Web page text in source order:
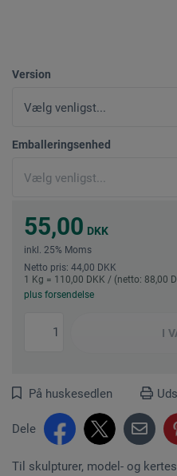
Version
Emballeringsenhed
55,00 DKK
inkl. 25% Moms
Netto pris: 44,00 DKK
1 Kg = 110,00 DKK / (netto: 88,00
plus forsendelse
I
På huskesedlen
Dele
Til skulpturer, model- og